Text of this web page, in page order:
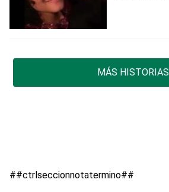
MÁS HISTORIAS
##ctrlseccionnotatermino##